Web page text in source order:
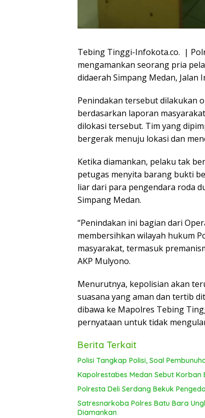
Tebing Tinggi-Infokota.co. |
mengamankan seorang pria
didaerah Simpang Medan,
Penindakan tersebut dilakukan
berdasarkan laporan
dilokasi tersebut. Tim yang
bergerak menuju lokasi dan
Ketika diamankan, pelaku tak
petugas menyita barang bukti
liar dari para pengendara roda
Simpang Medan.
“Penindakan ini bagian dari
membersihkan wilayah hukum
masyarakat, termasuk
AKP Mulyono.
Menurutnya, kepolisian akan
suasana yang aman dan tertib
dibawa ke Mapolres Tebing
pernyataan untuk tidak
Berita Terkait
Polisi Tangkap Polisi, Soal
Kapolrestabes Medan Sebut Korban
Polresta Deli Serdang Bekuk
Satresnarkoba Polres Batu Bara
Diamankan